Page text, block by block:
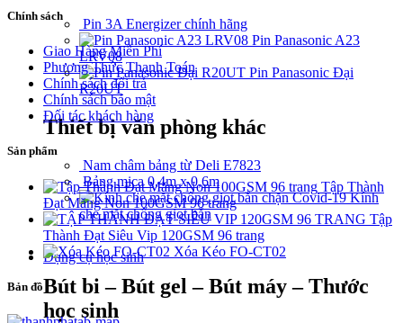
Pin 3A Energizer chính hãng
Pin Panasonic A23
LRV08
Pin Panasonic Đại
R20UT
Thiết bị văn phòng khác
Nam châm bảng từ Deli E7823
Bảng mica 0,4m x 0,6m
Kính
che mặt chống giọt bắn
Dụng cụ học sinh
Bút bi – Bút gel – Bút máy – Thước
học sinh
Chính sách
Giao Hàng Miễn Phí
Phương Thức Thanh Toán
Chính sách đổi trả
Chính sách bảo mật
Đối tác khách hàng
Sản phẩm
Tập Thành
Đạt Măng Non 100GSM 96 trang
Tập
Thành Đạt Siêu Vip 120GSM 96 trang
Xóa Kéo FO-CT02
Bản đồ